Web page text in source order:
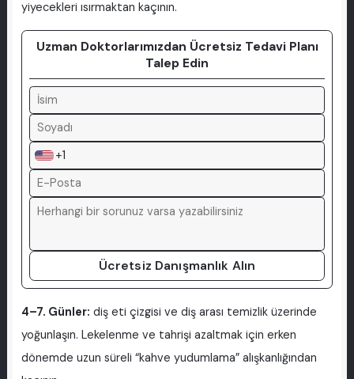
yiyecekleri ısırmaktan kaçının.
Uzman Doktorlarımızdan Ücretsiz Tedavi Planı
Talep Edin
+1
Ücretsiz Danışmanlık Alın
4–7. Günler: diş eti çizgisi ve diş arası temizlik üzerinde
yoğunlaşın. Lekelenme ve tahrişi azaltmak için erken
dönemde uzun süreli “kahve yudumlama” alışkanlığından